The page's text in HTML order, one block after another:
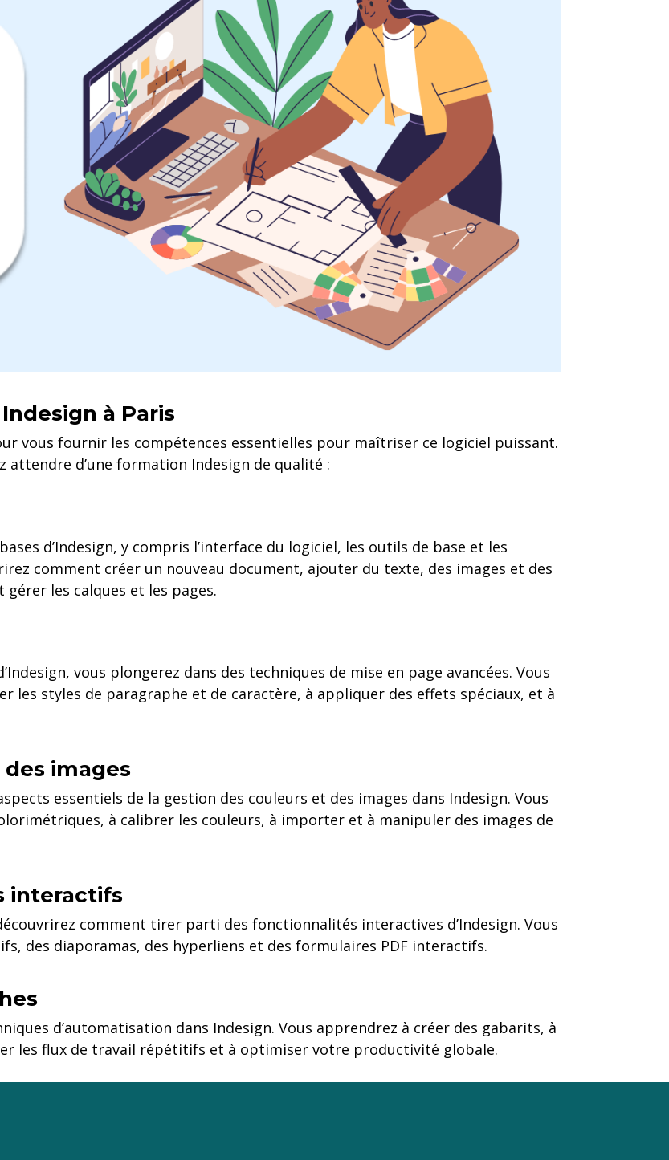
à Paris
vous fournir les compétences essentielles pour maîtriser ce logiciel puissant.
attendre d’une formation Indesign de qualité :
d’Indesign, y compris l’interface du logiciel, les outils de base et les
comment créer un nouveau document, ajouter du texte, des images et des
les calques et les pages.
vous plongerez dans des techniques de mise en page avancées. Vous
les styles de paragraphe et de caractère, à appliquer des effets spéciaux, et à
images
essentiels de la gestion des couleurs et des images dans Indesign. Vous
à calibrer les couleurs, à importer et à manipuler des images de
interactifs
comment tirer parti des fonctionnalités interactives d’Indesign. Vous
des diaporamas, des hyperliens et des formulaires PDF interactifs.
d’automatisation dans Indesign. Vous apprendrez à créer des gabarits, à
les flux de travail répétitifs et à optimiser votre productivité globale.